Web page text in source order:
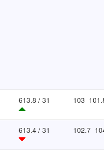
613.8 / 31 103
613.4 / 31 102.7